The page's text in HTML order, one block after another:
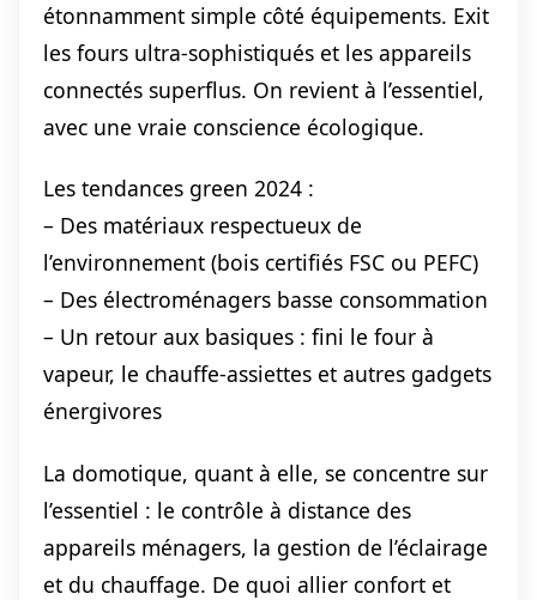
étonnamment simple côté équipements. Exit
les fours ultra-sophistiqués et les appareils
connectés superflus. On revient à l’essentiel,
avec une vraie conscience écologique.
Les tendances green 2024 :
– Des matériaux respectueux de
l’environnement (bois certifiés FSC ou PEFC)
– Des électroménagers basse consommation
– Un retour aux basiques : fini le four à
vapeur, le chauffe-assiettes et autres gadgets
énergivores
La domotique, quant à elle, se concentre sur
l’essentiel : le contrôle à distance des
appareils ménagers, la gestion de l’éclairage
et du chauffage. De quoi allier confort et